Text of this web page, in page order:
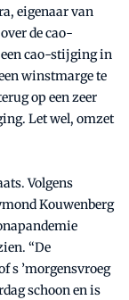
eigenaar van
de cao-
cao-stijging in
winstmarge te
op een zeer
Let wel, omzet
Volgens
Kouwenberg
“De
s ’morgensvroeg
schoon en is